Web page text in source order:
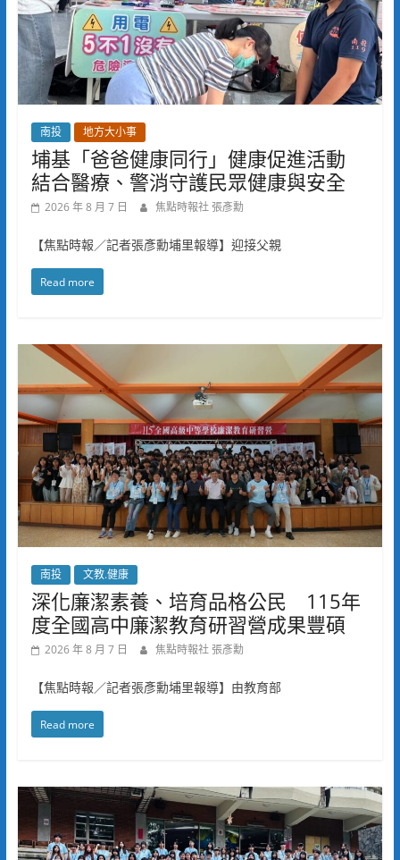
南投 地方大小事
埔基「爸爸健康同行」健康促進活動
結合醫療、警消守護民眾健康與安全
2026 年 8 月 7 日 焦點時報社 張彥勳
【焦點時報／記者張彥勳埔里報導】迎接父親
Read more
南投 文教.健康
深化廉潔素養、培育品格公民 115年
度全國高中廉潔教育研習營成果豐碩
2026 年 8 月 7 日 焦點時報社 張彥勳
【焦點時報／記者張彥勳埔里報導】由教育部
Read more